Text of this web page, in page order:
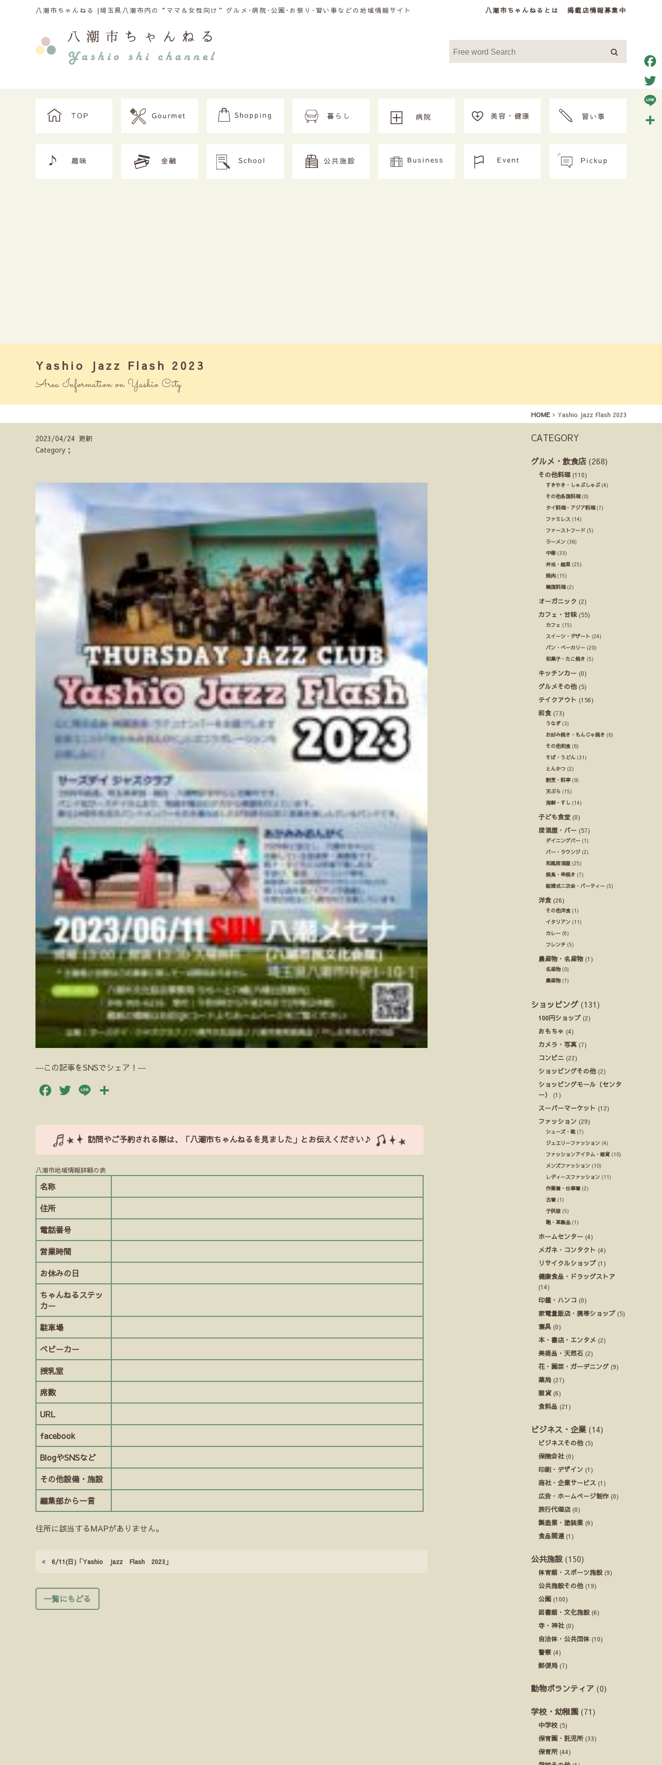
八潮市ちゃんねるとは 掲載店情報募集中
八潮市ちゃんねる |埼玉県八潮市内の“ママ＆女性向け”グルメ･病院･公園･お祭り･習い事などの地域情報サイト
Yashio Jazz Flash 2023
Area Information on Yashio City
HOME Yashio Jazz Flash 2023
2023/04/24 更新
Category；
―この記事をSNSでシェア！―
Facebook
Twitter
Line
訪問やご予約される際は、「八潮市ちゃんねるを見ました」とお伝えください♪
八潮市地域情報詳細の表
名称
住所
電話番号
営業時間
お休みの日
ちゃんねるステッ
カー
駐車場
ベビーカー
授乳室
席数
URL
facebook
BlogやSNSなど
その他設備・施設
編集部から一言
住所に該当するMAPがありません。
6/11(日)「Yashio Jazz Flash 2023」
一覧にもどる
CATEGORY
グルメ・飲食店 (268)
その他料理 (110)
すきやき・しゃぶしゃぶ(4)
その他各国料理(0)
タイ料理・アジア料理(7)
ファミレス (14)
ファーストフード (5)
ラーメン (36)
中華(33)
弁当・総菜 (25)
焼肉 (15)
韓国料理(2)
オーガニック (2)
カフェ・甘味(55)
カフェ (15)
スイーツ・デザート (24)
パン・ベーカリー (20)
和菓子・たこ焼き (5)
キッチンカー (0)
グルメその他 (5)
テイクアウト (156)
和食 (73)
うなぎ(3)
お好み焼き・もんじゃ焼き (6)
その他和食(6)
そば・うどん (31)
とんかつ (2)
割烹・料亭(9)
天ぷら (15)
海鮮・すし (14)
子ども食堂 (0)
居酒屋・バー (57)
ダイニングバー (1)
バー・ラウンジ (2)
和風居酒屋 (25)
焼鳥・串焼き (7)
結婚式ニ次会・パーティー (5)
洋食 (26)
その他洋食(1)
イタリアン (11)
カレー (8)
フレンチ (5)
農産物・名産物 (1)
名産物(0)
農産物(1)
ショッピング (131)
100円ショップ (2)
おもちゃ (4)
カメラ・写真 (7)
コンビニ (22)
ショッピングその他 (2)
ショッピングモール（センタ
ー）
(1)
スーパーマーケット (12)
ファッション (29)
シューズ・靴(7)
ジュエリーファッション (4)
ファッションアイテム・雑貨 (10)
メンズファッション (10)
レディースファッション (11)
作業着・仕事着 (2)
古着 (1)
子供服 (5)
鞄・革製品 (1)
ホームセンター (4)
メガネ・コンタクト (4)
リサイクルショップ (1)
健康食品・ドラッグストア
(14)
印鑑・ハンコ (0)
家電量販店・携帯ショップ (5)
寝具 (0)
本・書店・エンタメ (2)
美術品・天然石 (2)
花・園芸・ガーデニング (9)
薬局 (27)
雑貨(6)
食料品 (21)
ビジネス・企業 (14)
ビジネスその他 (5)
保険会社(0)
印刷・デザイン (1)
商社・企業サービス (1)
広告・ホームページ制作 (0)
旅行代理店 (0)
製造業・塗装業 (6)
食品関連 (1)
公共施設 (150)
体育館・スポーツ施設(9)
公共施設その他 (19)
公園 (100)
図書館・文化施設(6)
寺・神社(0)
自治体・公共団体 (10)
警察 (4)
郵便局 (7)
動物ボランティア (0)
学校・幼稚園 (71)
中学校 (5)
保育園・託児所(33)
保育所(44)
Line